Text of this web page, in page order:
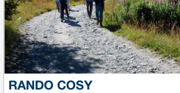
RANDO COSY